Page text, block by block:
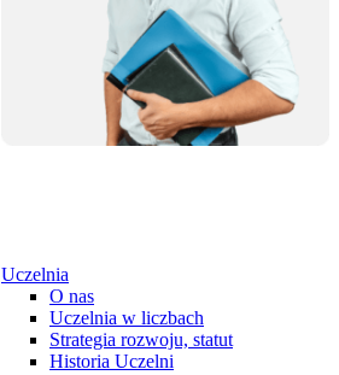
Uczelnia
O nas
Uczelnia w liczbach
Strategia rozwoju, statut
Historia Uczelni